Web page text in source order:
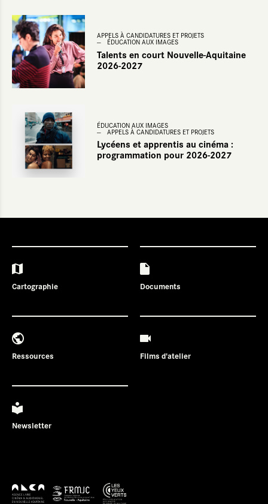
APPELS À CANDIDATURES ET PROJETS
ÉDUCATION AUX IMAGES
Talents en court Nouvelle-Aquitaine
2026-2027
ÉDUCATION AUX IMAGES
APPELS À CANDIDATURES ET PROJETS
Lycéens et apprentis au cinéma :
programmation pour 2026-2027
Cartographie Documents
Ressources Films d'atelier
Newsletter